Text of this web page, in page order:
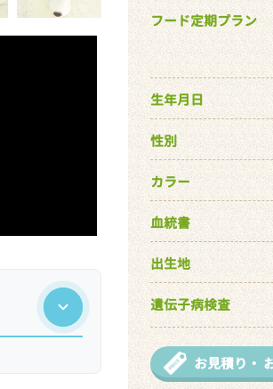
フード定期プラン
生年月日
性別
カラー
血統書
出生地
遺伝子病検査
お見積り・